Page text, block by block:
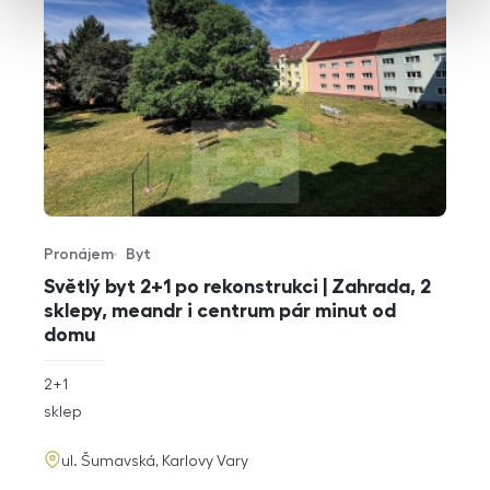
Světlý byt 2+1 po rekonstrukci | Zahrada, 2
sklepy, meandr i centrum pár minut od
domu
Typ nabídky
Pronájem
Typ nemovitosti
Byt
rozměry
2+1
funkce
sklep
adresa
ul. Šumavská, Karlovy Vary